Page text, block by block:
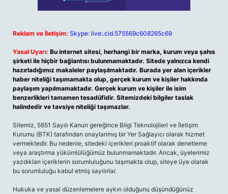
Reklam ve İletişim: Skype: live:.cid.575569c608265c69
Yasal Uyarı: Bu internet sitesi, herhangi bir marka, kurum veya şahıs
şirketi ile hiçbir bağlantısı bulunmamaktadır. Sitede yalnızca kendi
hazırladığımız makaleler paylaşılmaktadır. Burada yer alan içerikler
haber niteliği taşımamakta olup, gerçek kurum ve kişiler hakkında
paylaşım yapılmamaktadır. Gerçek kurum ve kişiler ile isim
benzerlikleri tamamen tesadüfidir. Sitemizdeki bilgiler taslak
halindedir ve tavsiye niteliği taşımazlar.
Sitemiz, 5651 Sayılı Kanun gereğince Bilgi Teknolojileri ve İletişim
Kurumu (BTK) tarafından onaylanmış bir Yer Sağlayıcı olarak hizmet
vermektedir. Bu nedenle, sitedeki içerikleri proaktif olarak denetleme
veya araştırma yükümlülüğümüz bulunmamaktadır. Ancak, üyelerimiz
yazdıkları içeriklerin sorumluluğunu taşımakta olup, siteye üye olarak
bu sorumluluğu kabul etmiş sayılırlar.
Hukuka ve yasal düzenlemelere aykırı olduğunu düşündüğünüz